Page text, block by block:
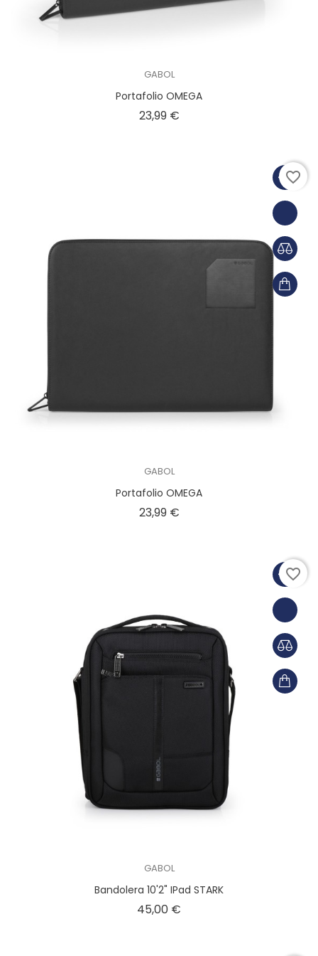
GABOL
Portafolio OMEGA
23,99 €Precio
GABOL
Portafolio OMEGA
23,99 €Precio
favorite_border
GABOL
Bandolera 10'2" IPad STARK
45,00 €
favorite_border